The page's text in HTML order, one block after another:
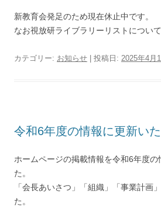
新教育会発足のため現在休止中です。
なお視放研ライブラリーリストについ
カテゴリー: お知らせ | 投稿日: 2025年4月
令和6年度の情報に更新い
ホームページの掲載情報を令和6年度の
た。
「会長あいさつ」「組織」「事業計画
た。